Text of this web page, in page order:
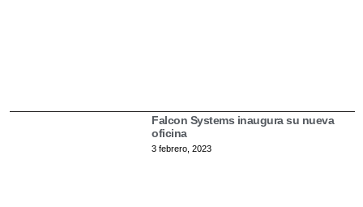
Falcon Systems inaugura su nueva
oficina
3 febrero, 2023